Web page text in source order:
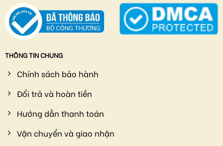
THÔNG TIN CHUNG
Chính sách bảo hành
Đổi trả và hoàn tiền
Hướng dẫn thanh toán
Vận chuyển và giao nhận